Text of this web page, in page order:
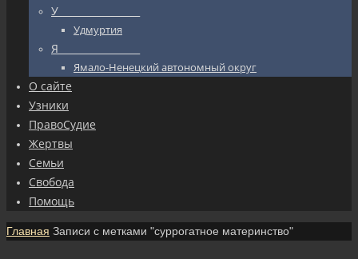
У_________________
Удмуртия
Я_________________
Ямало-Ненецкий автономный округ
О сайте
Узники
ПравоСудие
Жертвы
Семьи
Свобода
Помощь
Главная Записи с метками "суррогатное материнство"